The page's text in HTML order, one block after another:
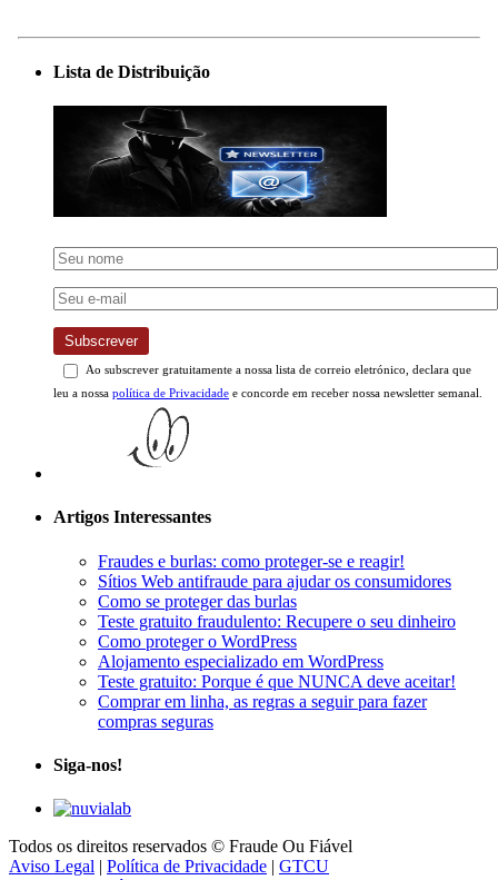
Lista de Distribuição
Subscrever
Ao subscrever gratuitamente a nossa lista de correio eletrónico, declara que
leu a nossa política de Privacidade e concorde em receber nossa newsletter semanal.
Artigos Interessantes
Fraudes e burlas: como proteger-se e reagir!
Sítios Web antifraude para ajudar os consumidores
Como se proteger das burlas
Teste gratuito fraudulento: Recupere o seu dinheiro
Como proteger o WordPress
Alojamento especializado em WordPress
Teste gratuito: Porque é que NUNCA deve aceitar!
Comprar em linha, as regras a seguir para fazer
compras seguras
Siga-nos!
Todos os direitos reservados © Fraude Ou Fiável
Aviso Legal | Política de Privacidade | GTCU